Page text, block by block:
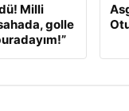
Milli
golle